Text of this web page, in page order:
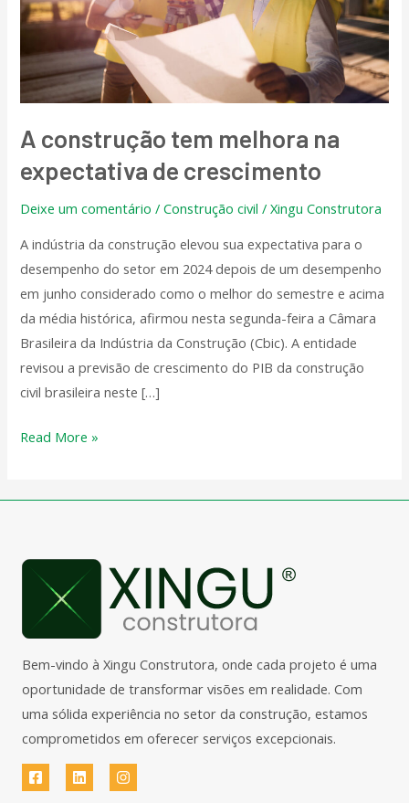
A construção tem melhora na
expectativa de crescimento
Deixe um comentário /Construção civil /Xingu Construtora
A indústria da construção elevou sua expectativa para o
desempenho do setor em 2024 depois de um desempenho
em junho considerado como o melhor do semestre e acima
da média histórica, afirmou nesta segunda-feira a Câmara
Brasileira da Indústria da Construção (Cbic). A entidade
revisou a previsão de crescimento do PIB da construção
civil brasileira neste […]
na
expectativa
de
crescimento
Read More »
Bem-vindo à Xingu Construtora, onde cada projeto é uma
oportunidade de transformar visões em realidade. Com
uma sólida experiência no setor da construção, estamos
comprometidos em oferecer serviços excepcionais.